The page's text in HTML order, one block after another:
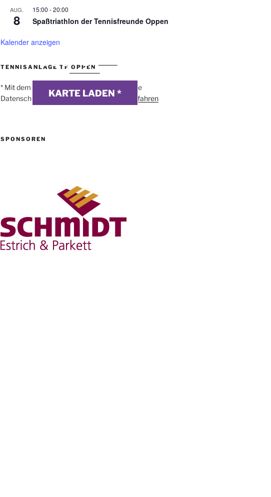
AUG.
8
15:00 -20:00
Spaßtriathlon der Tennisfreunde Oppen
Kalender anzeigen
TENNISANLAGE TF OPPEN
DSGVO MAP
KARTE LADEN *
webdesign
* Mit dem Laden der Karte akzeptierst du die
Datenschutzerklärung von Google.Mehr erfahren
SPONSOREN